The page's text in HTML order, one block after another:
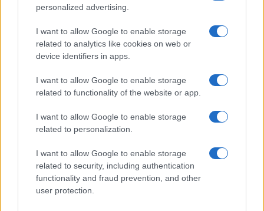
personalized advertising.
I want to allow Google to enable storage
related to analytics like cookies on web or
device identifiers in apps.
I want to allow Google to enable storage
related to functionality of the website or app.
I want to allow Google to enable storage
related to personalization.
I want to allow Google to enable storage
related to security, including authentication
functionality and fraud prevention, and other
user protection.
Paolo Pinna